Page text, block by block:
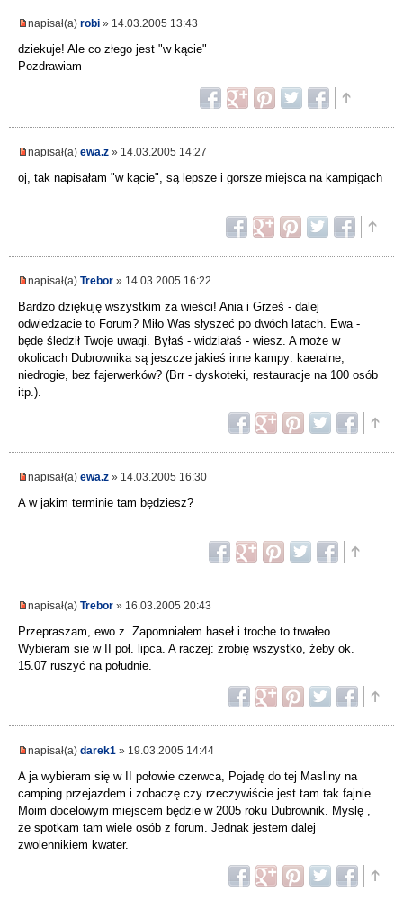
napisał(a) robi » 14.03.2005 13:43
dziekuje! Ale co złego jest "w kącie"
Pozdrawiam
napisał(a) ewa.z » 14.03.2005 14:27
oj, tak napisałam "w kącie", są lepsze i gorsze miejsca na kampigach
napisał(a) Trebor » 14.03.2005 16:22
Bardzo dziękuję wszystkim za wieści! Ania i Grześ - dalej
odwiedzacie to Forum? Miło Was słyszeć po dwóch latach. Ewa -
będę śledził Twoje uwagi. Byłaś - widziałaś - wiesz. A może w
okolicach Dubrownika są jeszcze jakieś inne kampy: kaeralne,
niedrogie, bez fajerwerków? (Brr - dyskoteki, restauracje na 100 osób
itp.).
napisał(a) ewa.z » 14.03.2005 16:30
A w jakim terminie tam będziesz?
napisał(a) Trebor » 16.03.2005 20:43
Przepraszam, ewo.z. Zapomniałem haseł i troche to trwałeo.
Wybieram sie w II poł. lipca. A raczej: zrobię wszystko, żeby ok.
15.07 ruszyć na południe.
napisał(a) darek1 » 19.03.2005 14:44
A ja wybieram się w II połowie czerwca, Pojadę do tej Masliny na
camping przejazdem i zobaczę czy rzeczywiście jest tam tak fajnie.
Moim docelowym miejscem będzie w 2005 roku Dubrownik. Myslę ,
że spotkam tam wiele osób z forum. Jednak jestem dalej
zwolennikiem kwater.